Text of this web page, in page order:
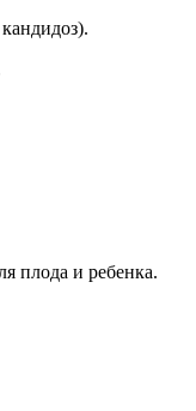
плода и ребенка.